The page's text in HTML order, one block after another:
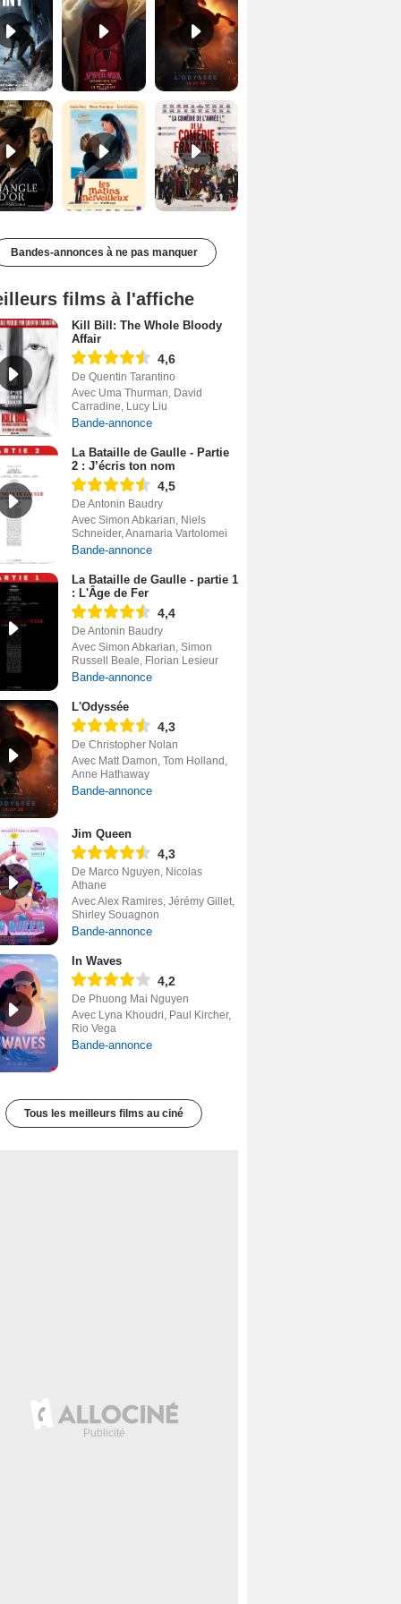
Le Triangle d'or Bande-annonce VF De la Comédie-Française Teaser VF
Bandes-annonces à ne pas manquer
films à l'affiche
Kill Bill: The Whole Bloody
Affair
4,6
De Quentin Tarantino
Avec Uma Thurman, David
Carradine, Lucy Liu
Bande-annonce
La Bataille de Gaulle - Partie
2 : J’écris ton nom
4,5
De Antonin Baudry
Avec Simon Abkarian, Niels
Schneider, Anamaria Vartolomei
Bande-annonce
La Bataille de Gaulle - partie 1
: L'Âge de Fer
4,4
De Antonin Baudry
Avec Simon Abkarian, Simon
Russell Beale, Florian Lesieur
Bande-annonce
L'Odyssée
4,3
De Christopher Nolan
Avec Matt Damon, Tom Holland,
Anne Hathaway
Bande-annonce
Jim Queen
4,3
De Marco Nguyen, Nicolas
Athane
Avec Alex Ramires, Jérémy Gillet,
Shirley Souagnon
Bande-annonce
In Waves
4,2
De Phuong Mai Nguyen
Avec Lyna Khoudri, Paul Kircher,
Rio Vega
Bande-annonce
Tous les meilleurs films au ciné